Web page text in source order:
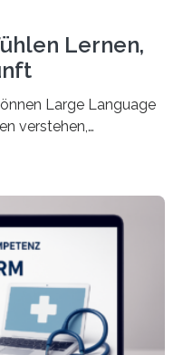
Lernen,
Large Language
verstehen,
an der Ruhr-
Bochum in
über die
an das Sprachmodell
Künstliche Intelligenz
des Körpers
bewussten